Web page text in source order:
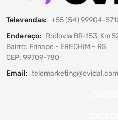
Televendas: +55 (54) 99904-
Endereço: Rodovia BR-153, Km
Bairro: Frinape - ERECHIM - RS
CEP: 99709-780
Email: